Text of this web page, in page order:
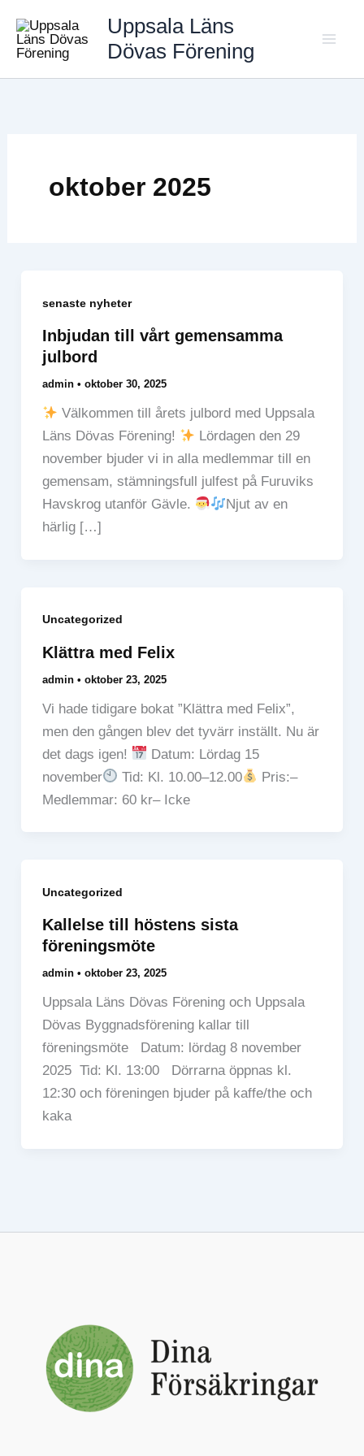
innehåll
Uppsala Läns
Dövas Förening
oktober 2025
senaste nyheter
Inbjudan till vårt gemensamma
julbord
admin • oktober 30, 2025
Välkommen till årets julbord med Uppsala
Läns Dövas Förening!
Lördagen den 29
november bjuder vi in alla medlemmar till en
gemensam, stämningsfull julfest på Furuviks
Havskrog utanför Gävle.
Njut av en
härlig […]
Uncategorized
Klättra med Felix
admin • oktober 23, 2025
Vi hade tidigare bokat ”Klättra med Felix”,
men den gången blev det tyvärr inställt. Nu är
det dags igen!
Datum: Lördag 15
november
Tid: Kl. 10.00–12.00
Pris:–
Medlemmar: 60 kr– Icke
Uncategorized
Kallelse till höstens sista
föreningsmöte
admin • oktober 23, 2025
Uppsala Läns Dövas Förening och Uppsala
Dövas Byggnadsförening kallar till
föreningsmöte Datum: lördag 8 november
2025 Tid: Kl. 13:00 Dörrarna öppnas kl.
12:30 och föreningen bjuder på kaffe/the och
kaka